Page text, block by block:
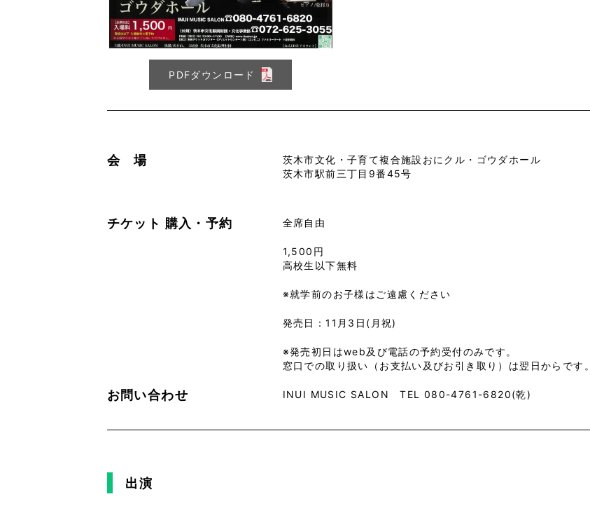
PDFダウンロード
会 場
茨木市文化・子育て複合施設おにクル・ゴウダホール
茨木市駅前三丁目9番45号
チケット 購入・予約 全席自由
1,500円
高校生以下無料
※就学前のお子様はご遠慮ください
発売日：11月3日(月祝)
※発売初日はweb及び電話の予約受付のみです。
窓口での取り扱い（お支払い及びお引き取り）は翌日からです。
お問い合わせ INUI MUSIC SALON TEL 080-4761-6820(乾)
出演